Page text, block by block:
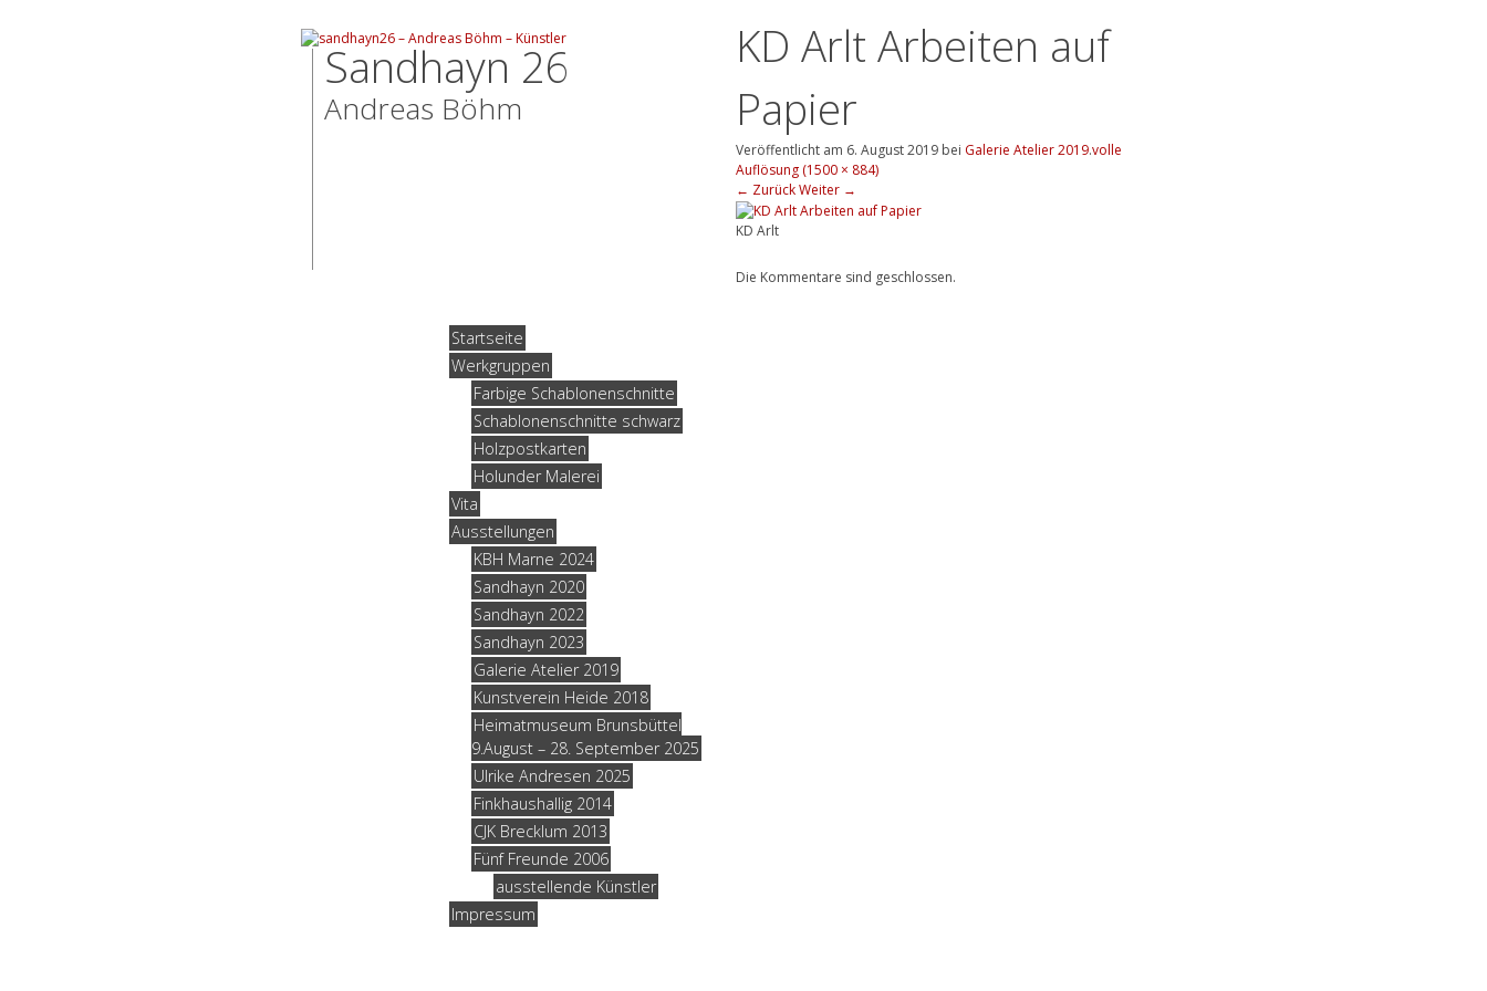
Sandhayn 26
Andreas Böhm
Startseite
Werkgruppen
Farbige Schablonenschnitte
Schablonenschnitte schwarz
Holzpostkarten
Holunder Malerei
Vita
Ausstellungen
KBH Marne 2024
Sandhayn 2020
Sandhayn 2022
Sandhayn 2023
Galerie Atelier 2019
Kunstverein Heide 2018
Heimatmuseum Brunsbüttel
9.August – 28. September 2025
Ulrike Andresen 2025
Finkhaushallig 2014
CJK Brecklum 2013
Fünf Freunde 2006
ausstellende Künstler
Impressum
KD Arlt Arbeiten auf
Papier
Veröffentlicht am 6. August 2019 bei Galerie Atelier 2019.volle
Auflösung (1500 × 884)
← ZurückWeiter →
KD Arlt
Die Kommentare sind geschlossen.